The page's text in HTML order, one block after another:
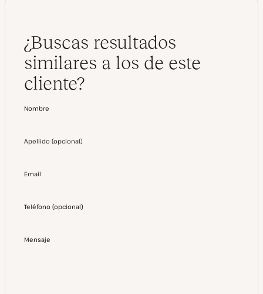
¿Buscas resultados
similares a los de este
cliente?
Nombre
Apellido (opcional)
Email
Teléfono (opcional)
Mensaje